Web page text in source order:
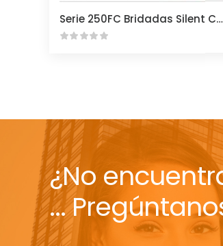
Serie 250FC Bridadas Silent Check
¿No
...